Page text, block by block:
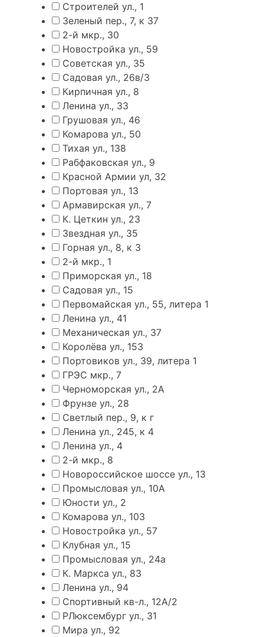
Строителей ул., 1
Зеленый пер., 7, к 37
2-й мкр., 30
Новостройка ул., 59
Советская ул., 35
Садовая ул., 26в/3
Кирпичная ул., 8
Ленина ул., 33
Грушовая ул., 46
Комарова ул., 50
Тихая ул., 138
Рабфаковская ул., 9
Красной Армии ул, 32
Портовая ул., 13
Армавирская ул., 7
К. Цеткин ул., 23
Звездная ул., 35
Горная ул., 8, к 3
2-й мкр., 1
Приморская ул., 18
Садовая ул., 15
Первомайская ул., 55, литера 1
Ленина ул., 41
Механическая ул., 37
Королёва ул., 153
Портовиков ул., 39, литера 1
ГРЭС мкр., 7
Черноморская ул., 2А
Фрунзе ул., 28
Светлый пер., 9, к г
Ленина ул., 245, к 4
Ленина ул., 4
2-й мкр., 8
Новороссийское шоссе ул., 13
Промысловая ул., 10А
Юности ул., 2
Комарова ул., 103
Новостройка ул., 57
Клубная ул., 15
Промысловая ул., 24а
К. Маркса ул., 83
Ленина ул., 94
Спортивный кв-л., 12А/2
РЛюксембург ул., 31
Мира ул., 92